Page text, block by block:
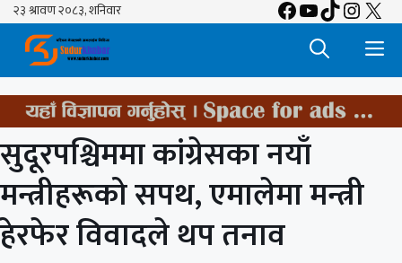
Skip
content
Facebook
YouTube
TikTok
X
सुदूरपश्चिममा कांग्रेसका नयाँ
मन्त्रीहरूको सपथ, एमालेमा मन्त्री
हेरफेर विवादले थप तनाव